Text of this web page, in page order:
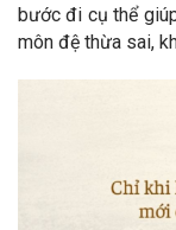
bước đi cụ thể
môn đệ thừa sai,